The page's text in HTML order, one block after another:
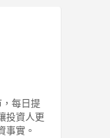
每日提
投資人更
事實。